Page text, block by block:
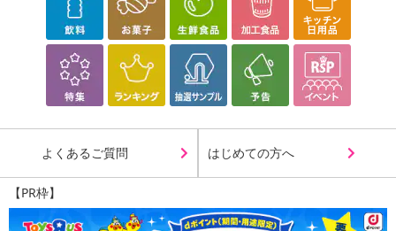
よくあるご質問 はじめての方へ
【PR枠】